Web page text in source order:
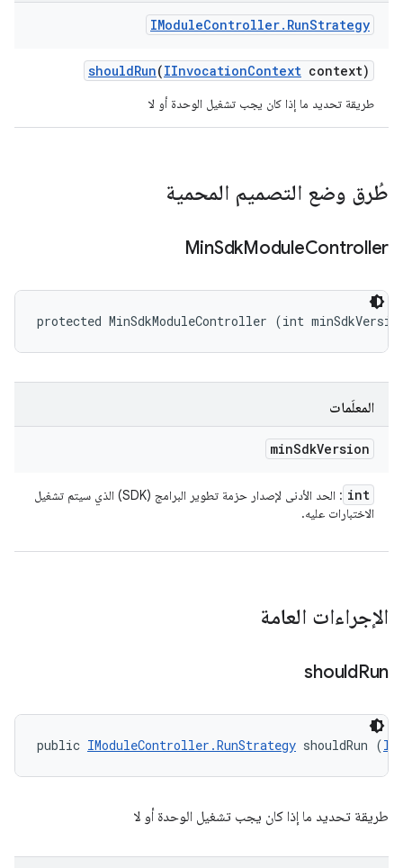
IModuleController. RunStrategy
shouldRun(IInvocationContext context)
طريقة تحديد ما إذا كان يجب تشغيل الوحدة أو لا
طُرق وضع التصميم المحمية
MinSdkModuleController
protected MinSdkModuleController (int
المعلَمات
minSdkVersion
int
: الحد الأدنى لإصدار حزمة تطوير البرامج (SDK) الذي سيتم تشغيل
الاختبارات عليه.
الإجراءات العامة
shouldRun
public IModuleController.RunStrategy shouldRun (
طريقة تحديد ما إذا كان يجب تشغيل الوحدة أو لا